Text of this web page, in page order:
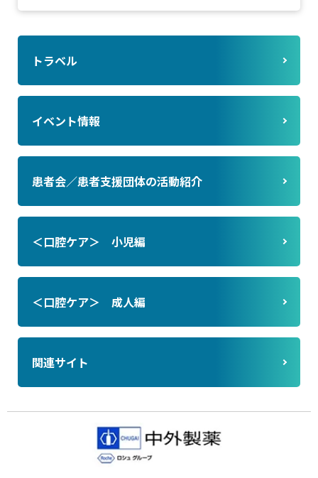
トラベル
イベント情報
患者会／患者支援団体の活動紹介
＜口腔ケア＞ 小児編
＜口腔ケア＞ 成人編
関連サイト